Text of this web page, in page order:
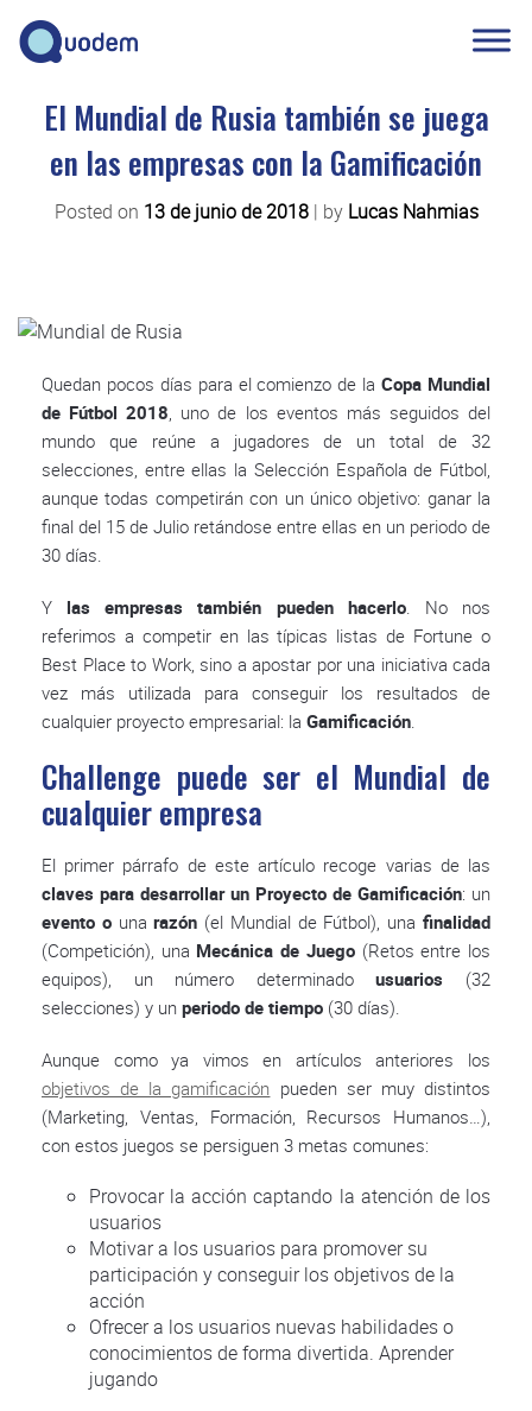
El Mundial de Rusia también se juega
en las empresas con la Gamificación
Posted on 13 de junio de 2018| by Lucas Nahmias
Quedan pocos días para el comienzo de laCopa Mundial
de Fútbol 2018 , uno de los eventos más seguidos del
mundo que reúne a jugadores de un total de 32
selecciones, entre ellas la Selección Española de Fútbol,
aunque todas competirán con un único objetivo: ganar la
final del 15 de Julio retándose entre ellas en un periodo de
30 días.
Y las empresas también pueden hacerlo. No nos
referimos a competir en las típicas listas de Fortune o
Best Place to Work, sino a apostar por una iniciativa cada
vez más utilizada para conseguir los resultados de
cualquier proyecto empresarial: la Gamificación
Challenge puede ser el Mundial de
cualquier empresa
El primer párrafo de este artículo recoge varias de las
claves para desarrollar un Proyecto de Gamificación: un
evento ouna razón (el Mundial de Fútbol), unafinalidad
(Competición), una Mecánica de Juego(Retos entre los
equipos), un número determinadousuarios (32
selecciones) y un periodo de tiempo (30 días).
Aunque como ya vimos en artículos anteriores los
objetivos de la gamificación pueden ser muy distintos
(Marketing, Ventas, Formación, Recursos Humanos…),
con estos juegos se persiguen 3 metas comunes:
Provocar la acción captando la atención de los
usuarios
Motivar a los usuarios para promover su
participación y conseguir los objetivos de la
acción
Ofrecer a los usuarios nuevas habilidades o
conocimientos de forma divertida. Aprender
jugando